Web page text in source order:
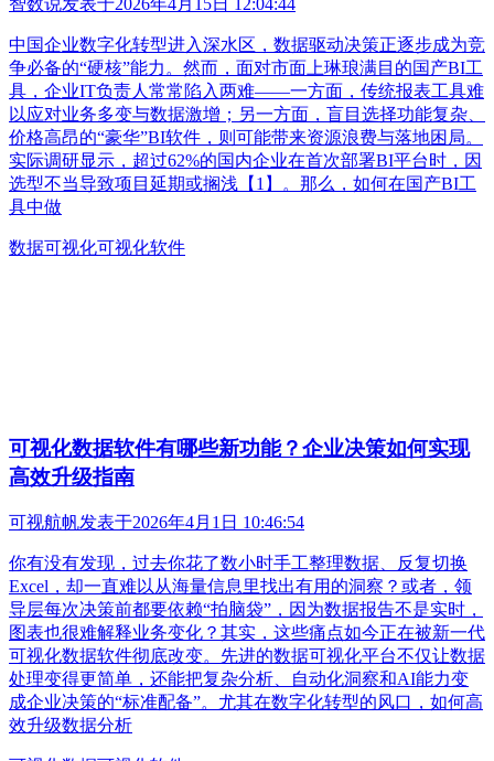
中国企业数字化转型进入深水区，数据驱动决策正逐步成为竞
争必备的“硬核”能力。然而，面对市面上琳琅满目的国产BI工
具，企业IT负责人常常陷入两难——一方面，传统报表工具难
以应对业务多变与数据激增；另一方面，盲目选择功能复杂、
价格高昂的“豪华”BI软件，则可能带来资源浪费与落地困局。
实际调研显示，超过62%的国内企业在首次部署BI平台时，因
选型不当导致项目延期或搁浅【1】。那么，如何在国产BI工
具中做
数据可视化可视化软件
可视化数据软件有哪些新功能？企业决策如何实现
高效升级指南
可视航帆发表于2026年4月1日 10:46:54
你有没有发现，过去你花了数小时手工整理数据、反复切换
Excel，却一直难以从海量信息里找出有用的洞察？或者，领
导层每次决策前都要依赖“拍脑袋”，因为数据报告不是实时，
图表也很难解释业务变化？其实，这些痛点如今正在被新一代
可视化数据软件彻底改变。先进的数据可视化平台不仅让数据
处理变得更简单，还能把复杂分析、自动化洞察和AI能力变
成企业决策的“标准配备”。尤其在数字化转型的风口，如何高
效升级数据分析